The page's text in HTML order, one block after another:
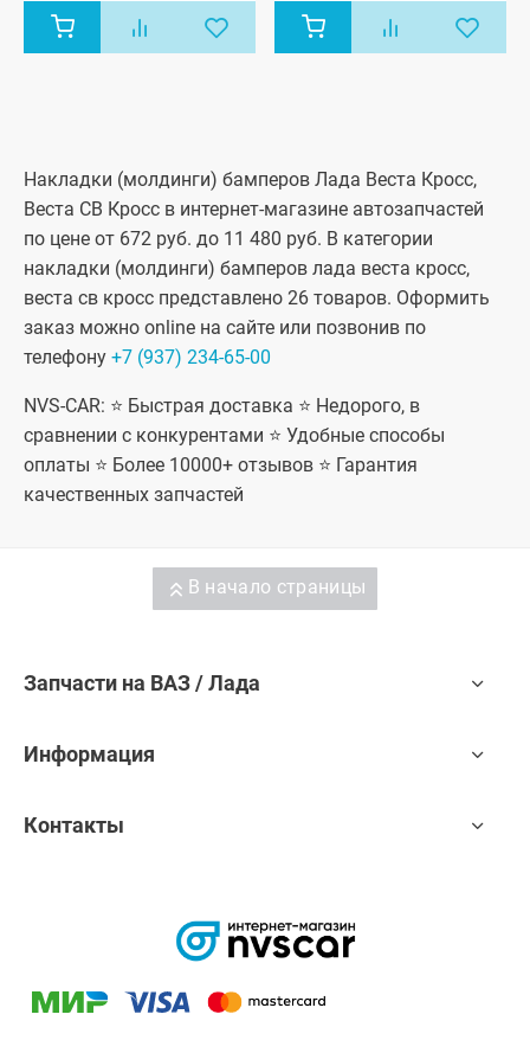
Накладки (молдинги) бамперов Лада Веста Кросс,
Веста СВ Кросс в интернет-магазине автозапчастей
по цене от 672 руб. до 11 480 руб. В категории
накладки (молдинги) бамперов лада веста кросс,
веста св кросс представлено 26 товаров. Оформить
заказ можно online на сайте или позвонив по
телефону +7 (937) 234-65-00
NVS-CAR: ⭐ Быстрая доставка ⭐ Недорого, в
сравнении с конкурентами ⭐ Удобные способы
оплаты ⭐ Более 10000+ отзывов ⭐ Гарантия
качественных запчастей
В начало страницы
Запчасти на ВАЗ / Лада
Информация
Контакты